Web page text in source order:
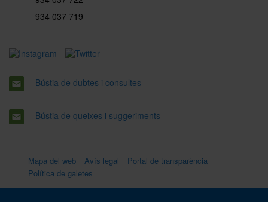
934 037 719
Bústia de dubtes i consultes
Bústia de queixes i suggeriments
Mapa del web Avís legal
Portal de transparència
Política de galetes